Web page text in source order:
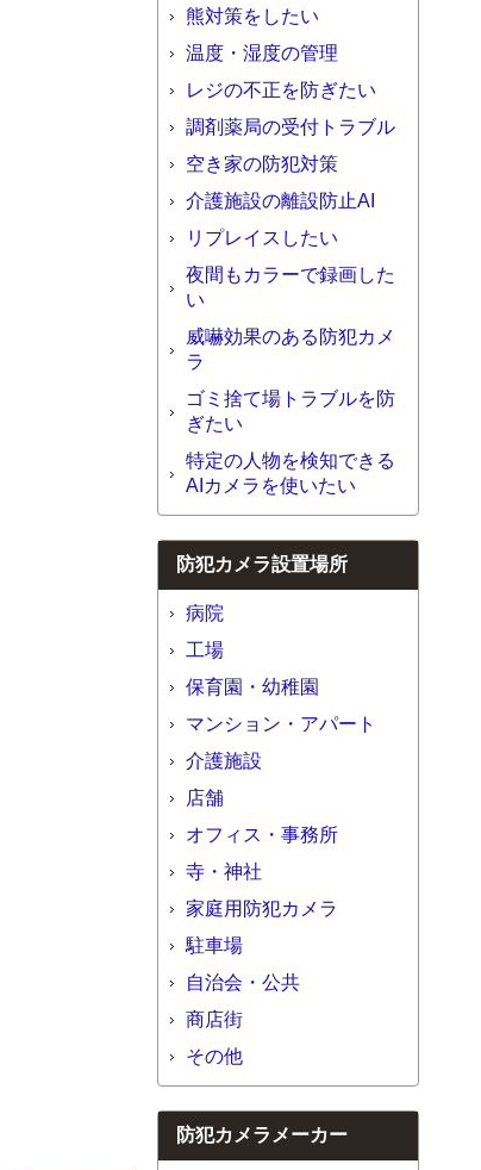
熊対策をしたい
温度・湿度の管理
レジの不正を防ぎたい
調剤薬局の受付トラブル
空き家の防犯対策
介護施設の離設防止AI
リプレイスしたい
夜間もカラーで録画した
い
威嚇効果のある防犯カメ
ラ
ゴミ捨て場トラブルを防
ぎたい
特定の人物を検知できる
AIカメラを使いたい
防犯カメラ設置場所
病院
工場
保育園・幼稚園
マンション・アパート
介護施設
店舗
オフィス・事務所
寺・神社
家庭用防犯カメラ
駐車場
自治会・公共
商店街
その他
防犯カメラメーカー